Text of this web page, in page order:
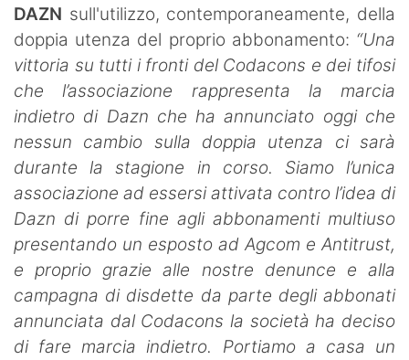
DAZN sull'utilizzo, contemporaneamente, della
doppia utenza del proprio abbonamento: “Una
vittoria su tutti i fronti del Codacons e dei tifosi
che l’associazione rappresenta la marcia
indietro di Dazn che ha annunciato oggi che
nessun cambio sulla doppia utenza ci sarà
durante la stagione in corso. Siamo l’unica
associazione ad essersi attivata contro l’idea di
Dazn di porre fine agli abbonamenti multiuso
presentando un esposto ad Agcom e Antitrust,
e proprio grazie alle nostre denunce e alla
campagna di disdette da parte degli abbonati
annunciata dal Codacons la società ha deciso
di fare marcia indietro. Portiamo a casa un